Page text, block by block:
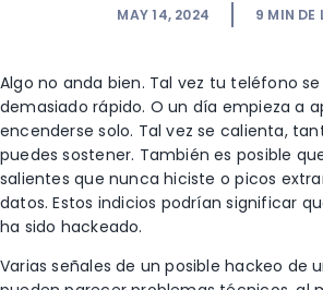
MAY 14, 2024 9 MIN DE
Algo no anda bien. Tal vez tu teléfono
demasiado rápido. O un día empieza a
encenderse solo. Tal vez se calienta,
puedes sostener. También es posible
salientes que nunca hiciste o picos
datos. Estos indicios podrían significar
ha sido hackeado.
Varias señales de un posible hackeo de